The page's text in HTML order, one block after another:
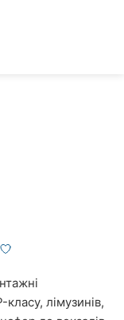
лімузинів,